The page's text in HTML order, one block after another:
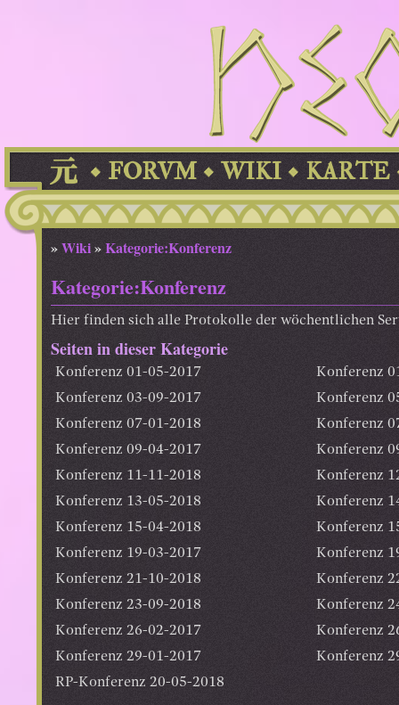
FORVM WIKI KARTE
»Wiki»Kategorie:Konferenz
Kategorie:Konferenz
Hier finden sich alle Protokolle der wöchentlichen
Seiten in dieser Kategorie
Konferenz 01-05-2017
Konferenz
Konferenz 03-09-2017
Konferenz
Konferenz 07-01-2018
Konferenz
Konferenz 09-04-2017
Konferenz
Konferenz 11-11-2018
Konferenz
Konferenz 13-05-2018
Konferenz
Konferenz 15-04-2018
Konferenz
Konferenz 19-03-2017
Konferenz
Konferenz 21-10-2018
Konferenz
Konferenz 23-09-2018
Konferenz
Konferenz 26-02-2017
Konferenz
Konferenz 29-01-2017
Konferenz
RP-Konferenz 20-05-2018